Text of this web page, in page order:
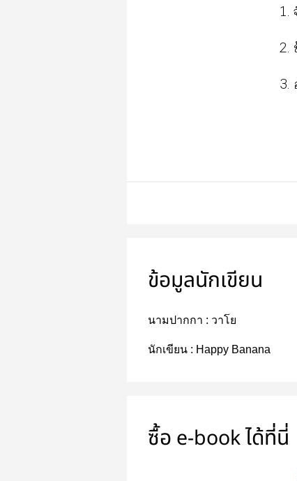
1.
2.
3.
ข้อมูลนักเขียน
นามปากกา : วาโย
นักเขียน : Happy Banana
ซื้อ e-book ได้ที่นี่